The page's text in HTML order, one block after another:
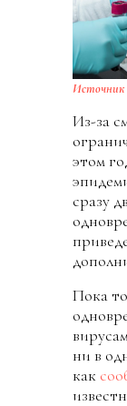
Из-за
этом
сразу
Пока
ни в
как